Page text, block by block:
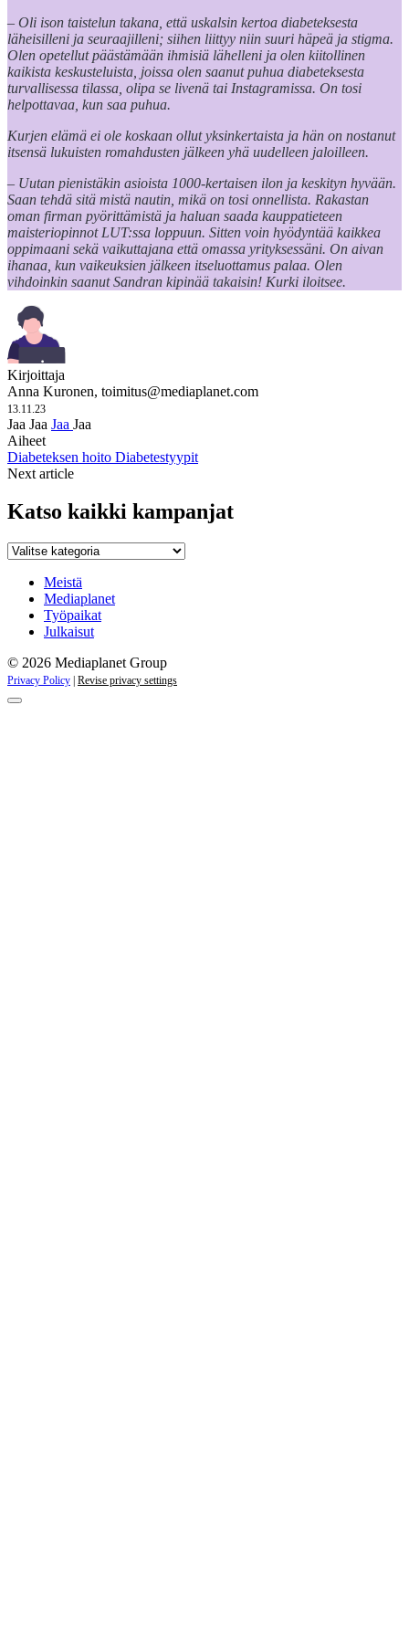
– Oli ison taistelun takana, että uskalsin kertoa diabeteksesta
läheisilleni ja seuraajilleni; siihen liittyy niin suuri häpeä ja stigma.
Olen opetellut päästämään ihmisiä lähelleni ja olen kiitollinen
kaikista keskusteluista, joissa olen saanut puhua diabeteksesta
turvallisessa tilassa, olipa se livenä tai Instagramissa. On tosi
helpottavaa, kun saa puhua.
Kurjen elämä ei ole koskaan ollut yksinkertaista ja hän on nostanut
itsensä lukuisten romahdusten jälkeen yhä uudelleen jaloilleen.
– Uutan pienistäkin asioista 1000-kertaisen ilon ja keskityn hyvään.
Saan tehdä sitä mistä nautin, mikä on tosi onnellista. Rakastan
oman firman pyörittämistä ja haluan saada kauppatieteen
maisteriopinnot LUT:ssa loppuun. Sitten voin hyödyntää kaikkea
oppimaani sekä vaikuttajana että omassa yrityksessäni. On aivan
ihanaa, kun vaikeuksien jälkeen itseluottamus palaa. Olen
vihdoinkin saanut Sandran kipinää takaisin! Kurki iloitsee.
Kirjoittaja
Anna Kuronen, toimitus@mediaplanet.com
13.11.23
Jaa Jaa Jaa Jaa
Aiheet
Diabeteksen hoito Diabetestyypit
Next article
Katso kaikki kampanjat
Katso
kampanjat
Meistä
Mediaplanet
Työpaikat
Julkaisut
© 2026 Mediaplanet Group
Privacy Policy Revise privacy settings